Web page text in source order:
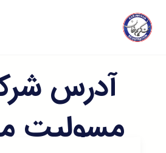
آدرس
مسولیت